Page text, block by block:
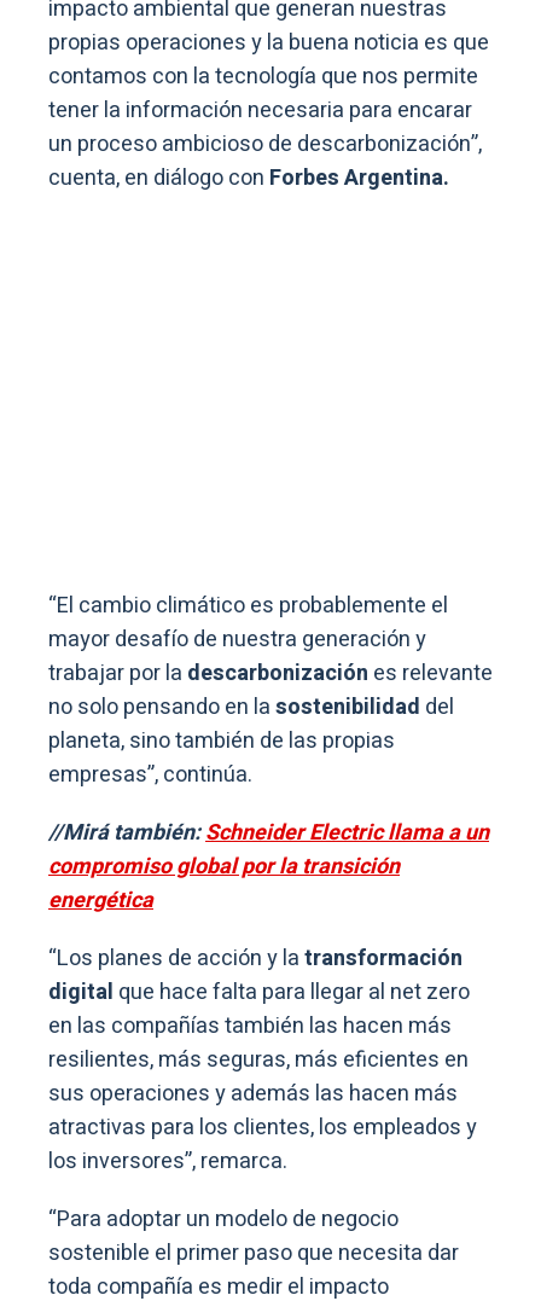
impacto ambiental que generan nuestras
propias operaciones y la buena noticia es que
contamos con la tecnología que nos permite
tener la información necesaria para encarar
un proceso ambicioso de descarbonización”,
cuenta, en diálogo con Forbes Argentina.
“El cambio climático es probablemente el
mayor desafío de nuestra generación y
trabajar por la descarbonización es relevante
no solo pensando en lasostenibilidad del
planeta, sino también de las propias
empresas”, continúa.
//Mirá también:Schneider Electric llama a un
compromiso global por la transición
energética
“Los planes de acción y latransformación
digital que hace falta para llegar al net zero
en las compañías también las hacen más
resilientes, más seguras, más eficientes en
sus operaciones y además las hacen más
atractivas para los clientes, los empleados y
los inversores”, remarca.
“Para adoptar un modelo de negocio
sostenible el primer paso que necesita dar
toda compañía es medir el impacto